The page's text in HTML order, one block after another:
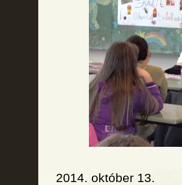
2014. október 13.